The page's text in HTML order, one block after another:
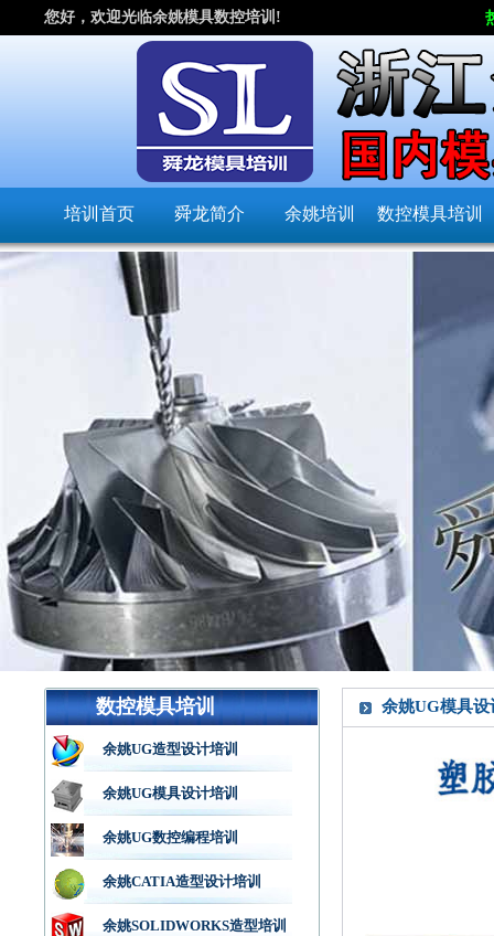
您好，欢迎光临余姚模具数控培训!
培训首页 舜龙简介 余姚培训 数控模具培训
数控模具培训
余姚UG造型设计培训
余姚UG模具设计培训
余姚UG数控编程培训
余姚CATIA造型设计培训
余姚SOLIDWORKS造型培训
余姚UG模具设